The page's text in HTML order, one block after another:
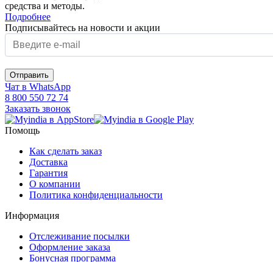
средства и методы.
Подробнее
Подписывайтесь на новости и акции
Чат в WhatsApp
8 800 550 72 74
Заказать звонок
Помощь
Как сделать заказ
Доставка
Гарантия
О компании
Политика конфиденциальности
Информация
Отслеживание посылки
Оформление заказа
Бонусная программа